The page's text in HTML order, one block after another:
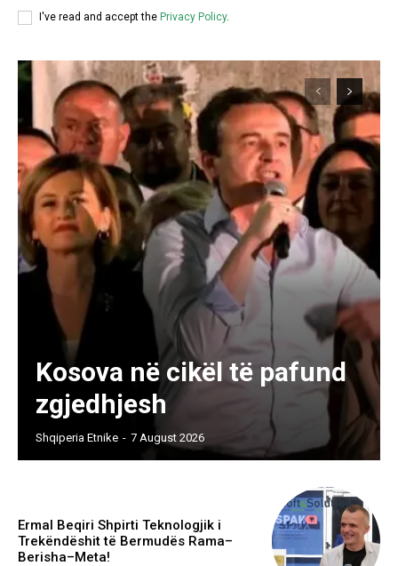
I've read and accept the Privacy Policy.
Kosova në cikël të pafund
zgjedhjesh
Shqiperia Etnike - 7 August 2026
Ermal Beqiri Shpirti Teknologjik i
Trekëndëshit të Bermudës Rama–
Berisha–Meta!